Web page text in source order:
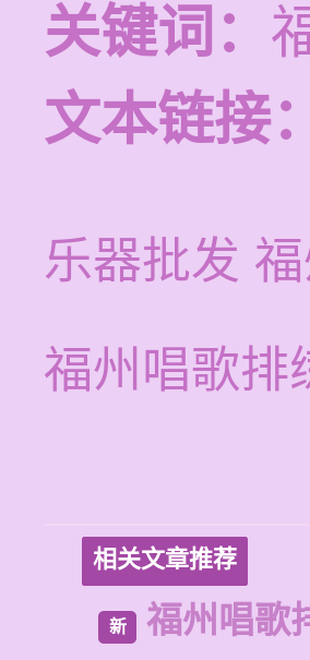
关键词：
文本链接：
乐器批发
福州唱歌排
相关文章推荐
新 福州唱歌